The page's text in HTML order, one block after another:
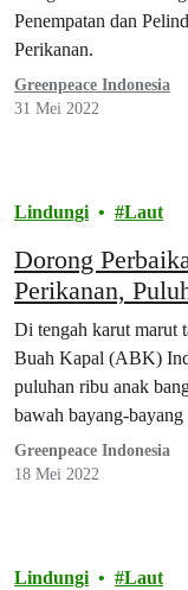
Penempatan dan
Perikanan.
Greenpeace Indonesia
31 Mei 2022
Lindungi Laut
Dorong
Perikanan,
Sipil Rancang
ILO 188
Di tengah karut marut
Buah Kapal (ABK)
puluhan ribu anak
bawah bayang-
perdagangan manusia.
Greenpeace Indonesia
18 Mei 2022
Lindungi Laut